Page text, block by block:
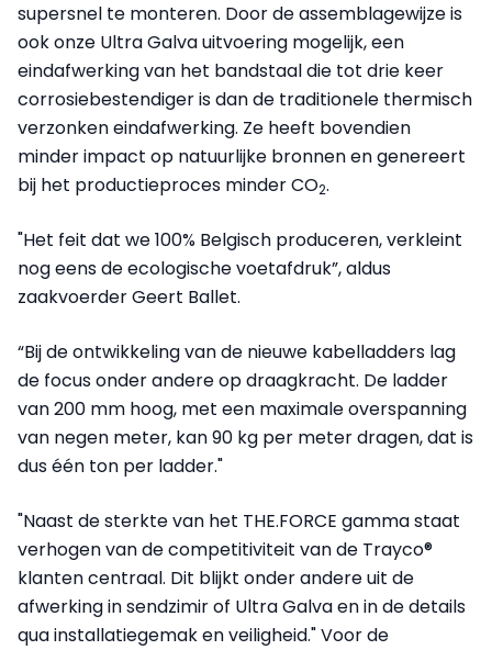
supersnel te monteren. Door de assemblagewijze is
ook onze Ultra Galva uitvoering mogelijk, een
eindafwerking van het bandstaal die tot drie keer
corrosiebestendiger is dan de traditionele thermisch
verzonken eindafwerking. Ze heeft bovendien
minder impact op natuurlijke bronnen en genereert
bij het productieproces minder CO2.
"Het feit dat we 100% Belgisch produceren, verkleint
nog eens de ecologische voetafdruk”, aldus
zaakvoerder Geert Ballet.
“Bij de ontwikkeling van de nieuwe kabelladders lag
de focus onder andere op draagkracht. De ladder
van 200 mm hoog, met een maximale overspanning
van negen meter, kan 90 kg per meter dragen, dat is
dus één ton per ladder."
"Naast de sterkte van het THE.FORCE gamma staat
verhogen van de competitiviteit van de Trayco®
klanten centraal. Dit blijkt onder andere uit de
afwerking in sendzimir of Ultra Galva en in de details
qua installatiegemak en veiligheid." Voor de